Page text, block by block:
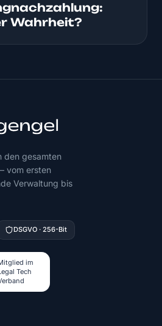
Wahrheit?
den gesamten
vom ersten
Verwaltung bis
DSGVO · 256-Bit
im
Tech